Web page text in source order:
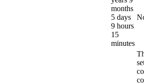
months
5 days
9 hours
15
minutes